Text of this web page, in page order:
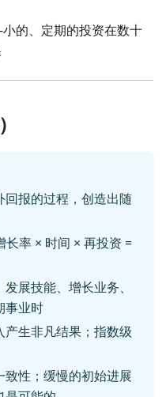
的、定期的投资在数十
回报的过程，创造出随
长率 × 时间 × 再投资 =
发展技能、增长业务、
事业时
产生非凡结果；指数级
致性；缓慢的初始进展